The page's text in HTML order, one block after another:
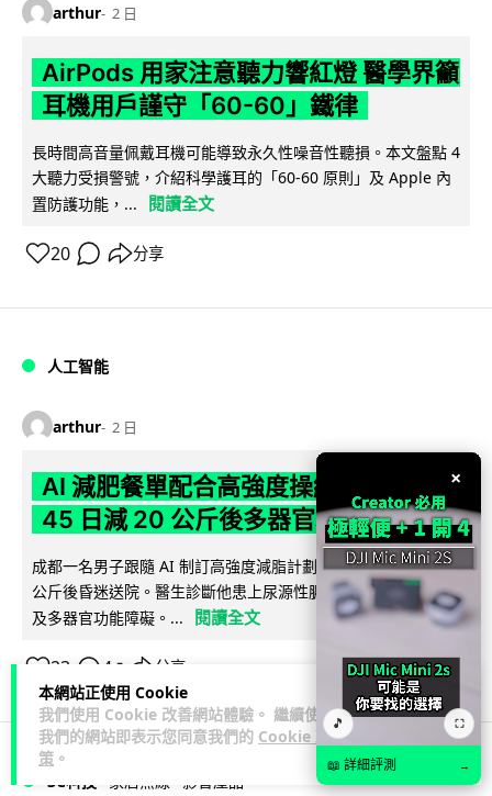
本網站正使用 Cookie
我們使用 Cookie 改善網站體驗。 繼續使用
我們的網站即表示您同意我們的 Cookie 政
策 。
arthur 2 日
AirPods 用家注意聽力響紅燈 醫學界籲
耳機用戶謹守「60-60」鐵律
長時間高音量佩戴耳機可能導致永久性噪音性聽損。本文盤點 4
大聽力受損警號，介紹科學護耳的「60-60 原則」及 Apple 內
置防護功能，...
閱讀全文
20 分享
人工智能
arthur 2 日
AI 減肥餐單配合高強度操練 成都男
45 日減 20 公斤後多器官衰竭
成都一名男子跟隨 AI 制訂高強度減脂計劃，45 日內減去約 20
公斤後昏迷送院。醫生診斷他患上尿源性膿毒症、膿毒性休克
及多器官功能障礙。...
閱讀全文
23 4 ↗ 分享
3C科技 家居無線 影音產品
×
🎵 ⛶
📖 詳細評測 →